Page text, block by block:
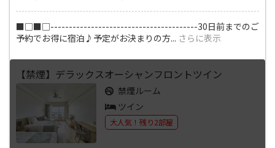
■□■□----------------------------------------30日前までのご
予約でお得に宿泊♪予定がお決まりの方... さらに表示
【禁煙】デラックスオーシャンフロントツイン
禁煙ルーム
ツイン
大人気！残り2部屋